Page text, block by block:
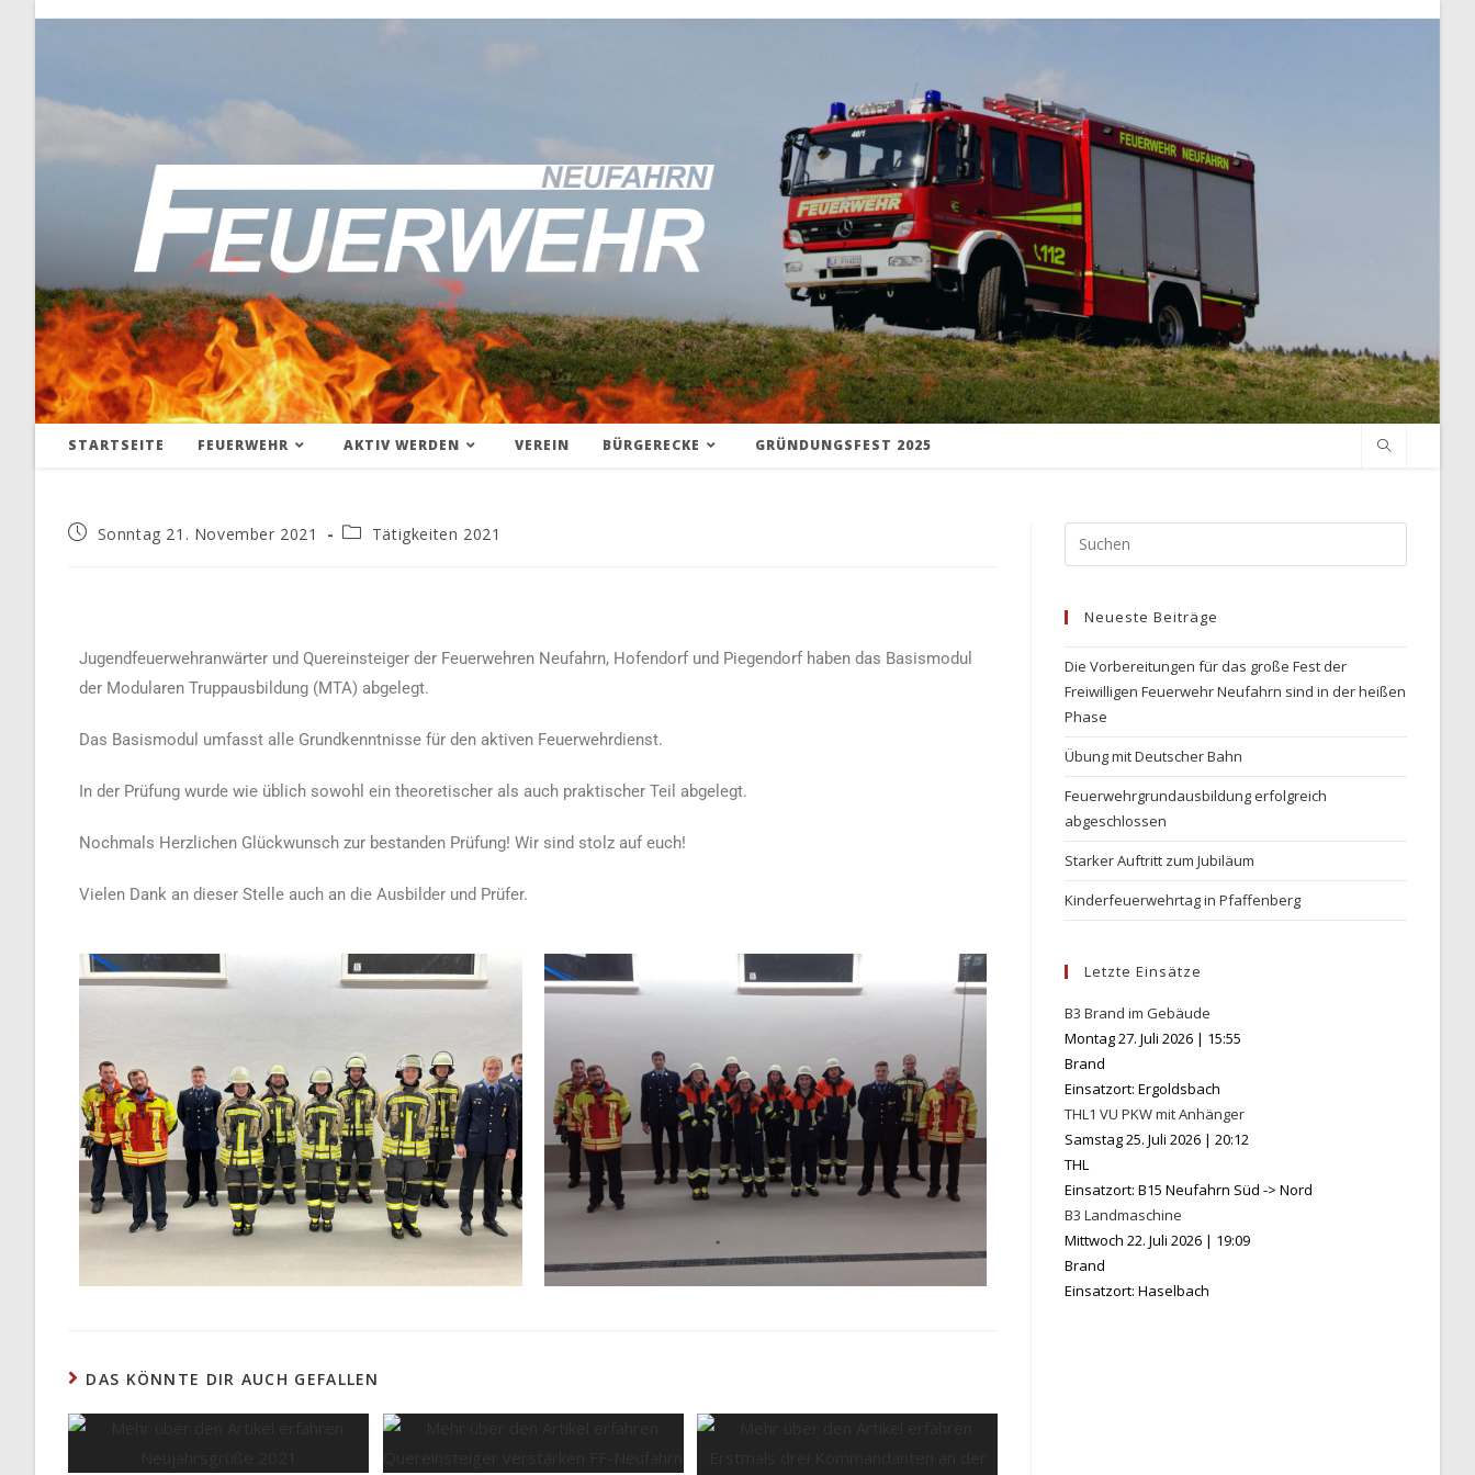
STARTSEITE FEUERWEHR AKTIV WERDEN VEREIN BÜRGERECKE GRÜNDUNGSFEST 2025
Sonntag 21. November 2021 Tätigkeiten 2021
Jugendfeuerwehranwärter und Quereinsteiger der Feuerwehren Neufahrn, Hofendorf und Piegendorf haben das Basismodul
der Modularen Truppausbildung (MTA) abgelegt.
Das Basismodul umfasst alle Grundkenntnisse für den aktiven Feuerwehrdienst.
In der Prüfung wurde wie üblich sowohl ein theoretischer als auch praktischer Teil abgelegt.
Nochmals Herzlichen Glückwunsch zur bestanden Prüfung! Wir sind stolz auf euch!
Vielen Dank an dieser Stelle auch an die Ausbilder und Prüfer.
DAS KÖNNTE DIR AUCH GEFALLEN
Neueste Beiträge
Die Vorbereitungen für das große Fest der
Freiwilligen Feuerwehr Neufahrn sind in der heißen
Phase
Übung mit Deutscher Bahn
Feuerwehrgrundausbildung erfolgreich
abgeschlossen
Starker Auftritt zum Jubiläum
Kinderfeuerwehrtag in Pfaffenberg
Letzte Einsätze
B3 Brand im Gebäude
Montag 27. Juli 2026 | 15:55
Brand
Einsatzort: Ergoldsbach
THL1 VU PKW mit Anhänger
Samstag 25. Juli 2026 |20:12
THL
Einsatzort: B15 Neufahrn Süd -> Nord
B3 Landmaschine
Mittwoch 22. Juli 2026 | 19:09
Brand
Einsatzort: Haselbach